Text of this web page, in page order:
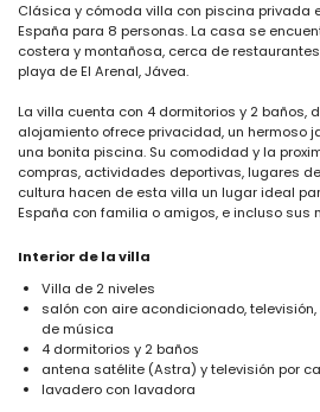
Clásica y cómoda villa con piscina privada
España para 8 personas. La casa se
costera y montañosa, cerca de
playa de El Arenal, Jávea.
La villa cuenta con 4 dormitorios y 2 baños,
alojamiento ofrece privacidad, un hermoso
una bonita piscina. Su comodidad y la
compras, actividades deportivas, lugares
cultura hacen de esta villa un lugar ideal
España con familia o amigos, e incluso sus
Interior de la villa
Villa de 2 niveles
salón con aire acondicionado,
de música
4 dormitorios y 2 baños
antena satélite (Astra) y televisión por
lavadero con lavadora